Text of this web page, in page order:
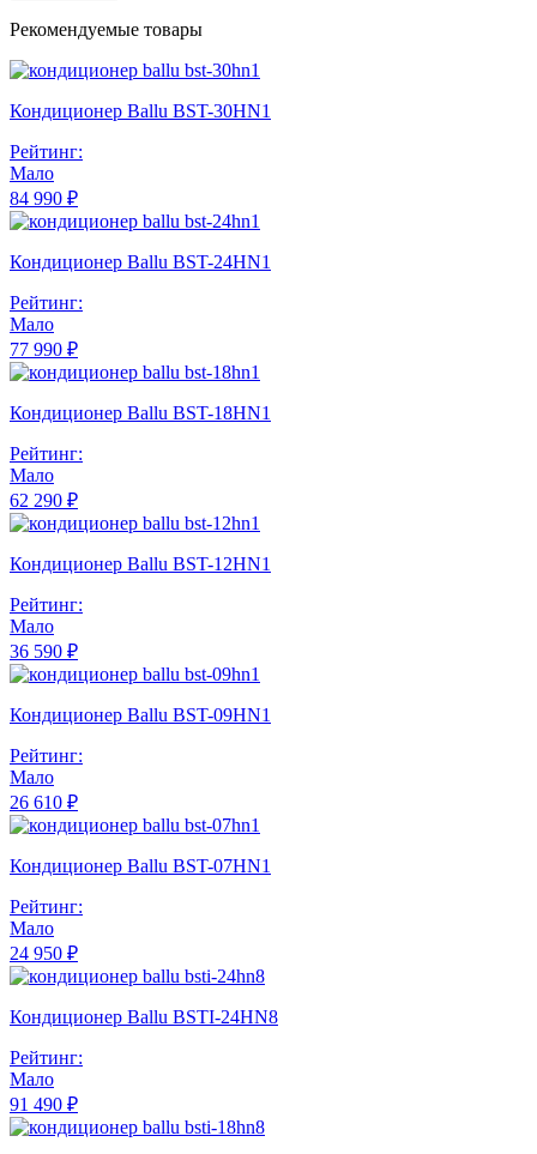
Рекомендуемые товары
Кондиционер Ballu BST-30HN1
Рейтинг:
Мало
84 990 ₽
Кондиционер Ballu BST-24HN1
Рейтинг:
Мало
77 990 ₽
Кондиционер Ballu BST-18HN1
Рейтинг:
Мало
62 290 ₽
Кондиционер Ballu BST-12HN1
Рейтинг:
Мало
36 590 ₽
Кондиционер Ballu BST-09HN1
Рейтинг:
Мало
26 610 ₽
Кондиционер Ballu BST-07HN1
Рейтинг:
Мало
24 950 ₽
Кондиционер Ballu BSTI-24HN8
Рейтинг:
Мало
91 490 ₽